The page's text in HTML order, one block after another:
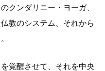
クンダリニー・ヨーガ、
教のシステム、それから
覚醒させて、それを中央